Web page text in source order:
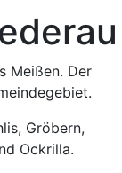
Meißen. Der
Gröbern,
Ockrilla.